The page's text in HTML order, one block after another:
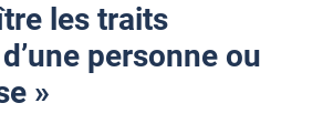
les traits
personne ou
»